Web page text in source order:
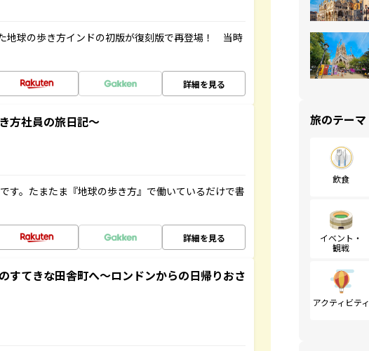
地球の歩き方インドの初版が復刻版で再登場！ 当時
詳細を見る
方社員の旅日記～
す。たまたま『地球の歩き方』で働いているだけで書
詳細を見る
すてきな田舎町へ～ロンドンからの日帰りおさ
旅のテーマ
飲食
イベント・
観戦
アクティビティ